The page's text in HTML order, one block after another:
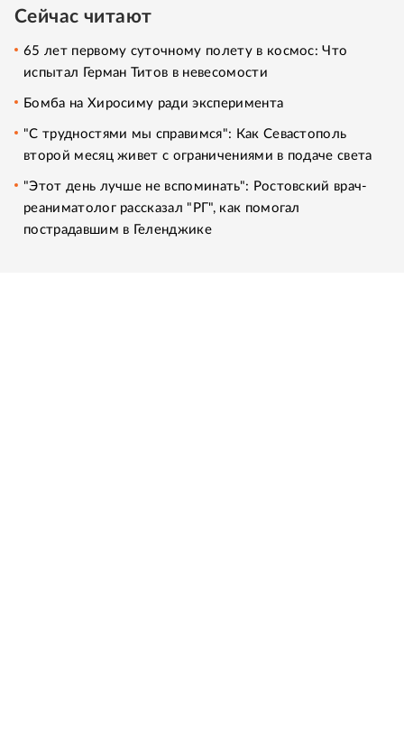
Сейчас читают
65 лет первому суточному полету в космос: Что
испытал Герман Титов в невесомости
Бомба на Хиросиму ради эксперимента
"С трудностями мы справимся": Как Севастополь
второй месяц живет с ограничениями в подаче света
"Этот день лучше не вспоминать": Ростовский врач-
реаниматолог рассказал "РГ", как помогал
пострадавшим в Геленджике